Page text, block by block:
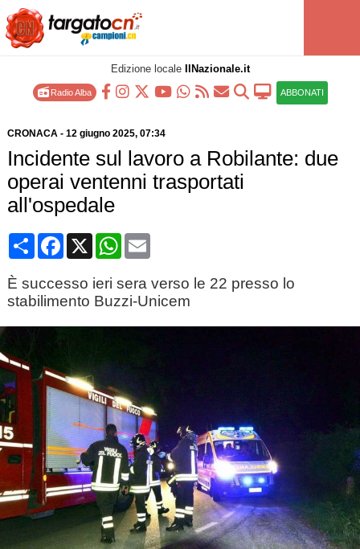
Edizione locale IlNazionale.it
Radio Alba ABBONATI
CRONACA- 12 giugno 2025, 07:34
Incidente sul lavoro a Robilante: due
operai ventenni trasportati
all'ospedale
CondividiFacebook
X WhatsApp
Email
È successo ieri sera verso le 22 presso lo
stabilimento Buzzi-Unicem